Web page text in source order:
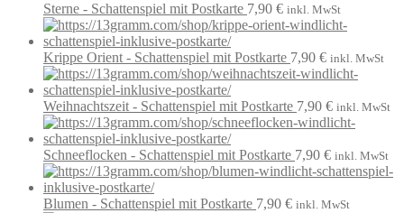
Sterne - Schattenspiel mit Postkarte 7,90 € inkl. MwSt
Krippe Orient - Schattenspiel mit Postkarte 7,90 € inkl. MwSt
Weihnachtszeit - Schattenspiel mit Postkarte 7,90 € inkl. MwSt
Schneeflocken - Schattenspiel mit Postkarte 7,90 € inkl. MwSt
Blumen - Schattenspiel mit Postkarte 7,90 € inkl. MwSt